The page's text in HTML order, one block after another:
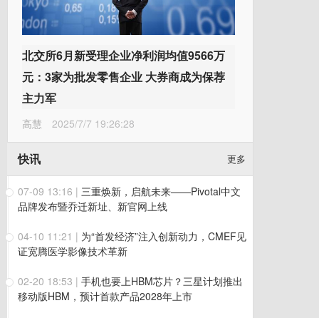
北交所6月新受理企业净利润均值9566万
元：3家为批发零售企业 大券商成为保荐
主力军
高慧 2025/7/7 19:26:28
快讯 更多
07-09 13:16 | 三重焕新，启航未来——Pivotal中文
品牌发布暨乔迁新址、新官网上线
04-10 11:21 | 为“首发经济”注入创新动力，CMEF见
证宽腾医学影像技术革新
02-20 18:53 | 手机也要上HBM芯片？三星计划推出
移动版HBM，预计首款产品2028年上市